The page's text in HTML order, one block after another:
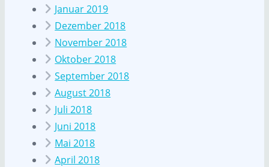
Januar 2019
Dezember 2018
November 2018
Oktober 2018
September 2018
August 2018
Juli 2018
Juni 2018
Mai 2018
April 2018